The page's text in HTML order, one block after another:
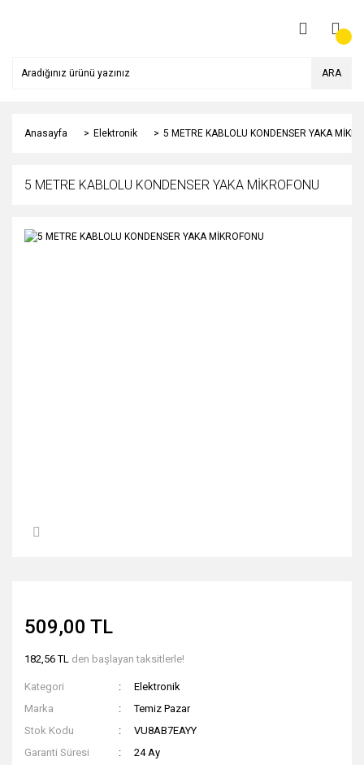
ARA
Anasayfa Elektronik 5 METRE KABLOLU KONDENSER YAKA
5 METRE KABLOLU KONDENSER YAKA MİKROFONU
509,00 TL
182,56 TL den başlayan taksitlerle!
Kategori
Elektronik
Marka
Temiz Pazar
Stok Kodu
VU8AB7EAYY
Garanti Süresi
24 Ay